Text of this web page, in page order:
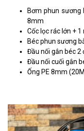
Bơm phun sương
8mm
Cốc lọc rác lớn +
Béc phun sương
Đầu nối gắn béc 2
Đầu nối cuối gắn
Ống PE 8mm